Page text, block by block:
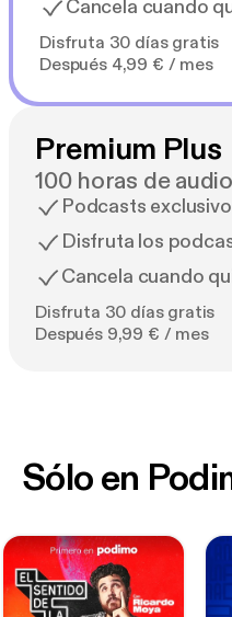
Cancela cuando
Disfruta 30 días gratis
Después 4,99 € / mes
Premium Plus
100 horas de
Podcasts
Disfruta los
Cancela cuando
Disfruta 30 días gratis
Después 9,99 € / mes
Sólo en